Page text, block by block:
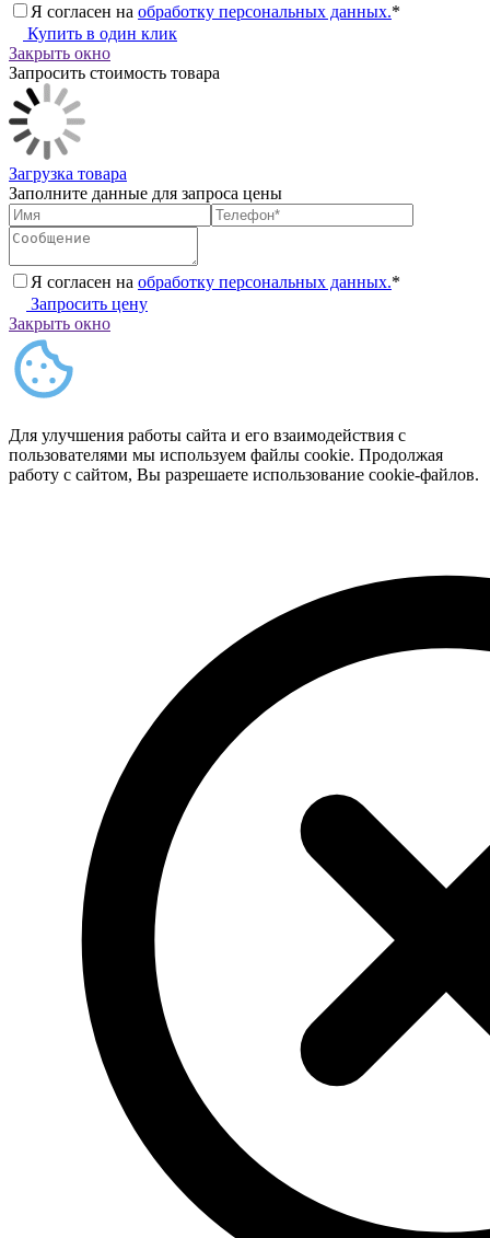
Я согласен на обработку персональных данных.*
Купить в один клик
Закрыть окно
Запросить стоимость товара
Загрузка товара
Заполните данные для запроса цены
Я согласен на обработку персональных данных.*
Запросить цену
Закрыть окно
Для улучшения работы сайта и его взаимодействия с
пользователями мы используем файлы cookie. Продолжая
работу с сайтом, Вы разрешаете использование cookie-файлов.